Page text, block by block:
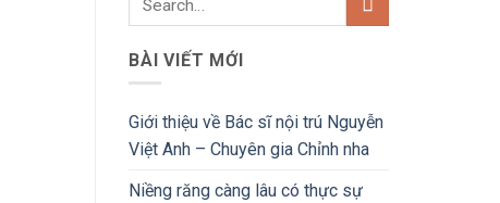
BÀI VIẾT MỚI
Giới thiệu về Bác sĩ nội trú Nguyễn
Việt Anh – Chuyên gia Chỉnh nha
Niềng răng càng lâu có thực sự